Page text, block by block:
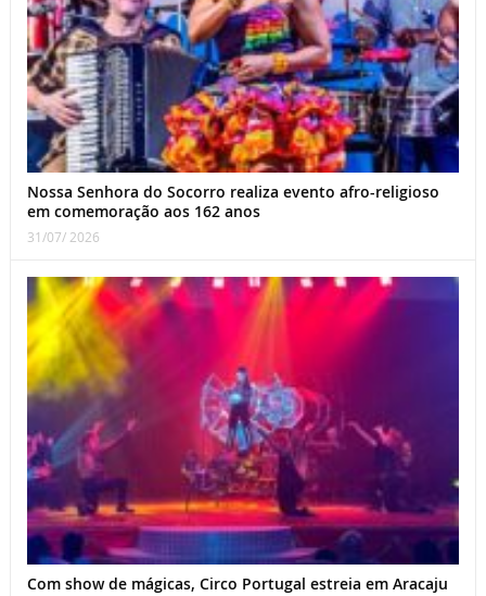
Nossa Senhora do Socorro realiza evento afro-religioso
em comemoração aos 162 anos
31/07/ 2026
Com show de mágicas, Circo Portugal estreia em Aracaju